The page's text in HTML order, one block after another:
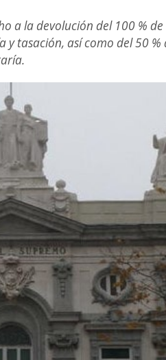
a la devolución del 100 % de
tasación, así como del 50 %